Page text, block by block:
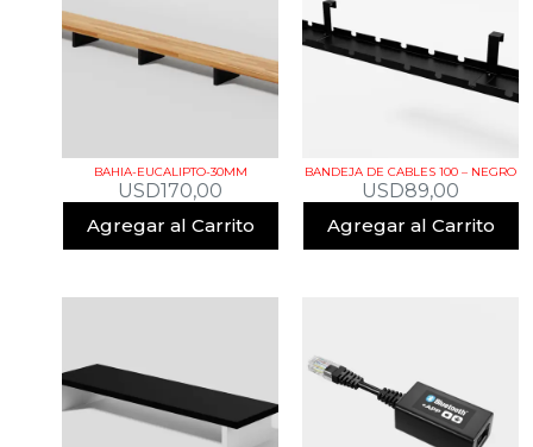
BAHIA-EUCALIPTO-30MM
USD170,00
Agregar al Carrito
BANDEJA DE CABLES 100 – NEGRO
USD89,00
Agregar al Carrito